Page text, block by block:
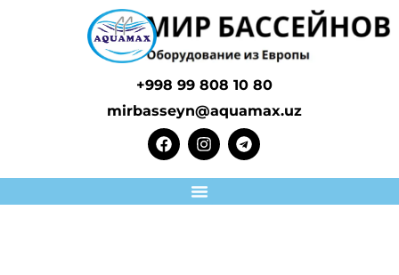
+998 99 808 10 80
mirbasseyn@aquamax.uz